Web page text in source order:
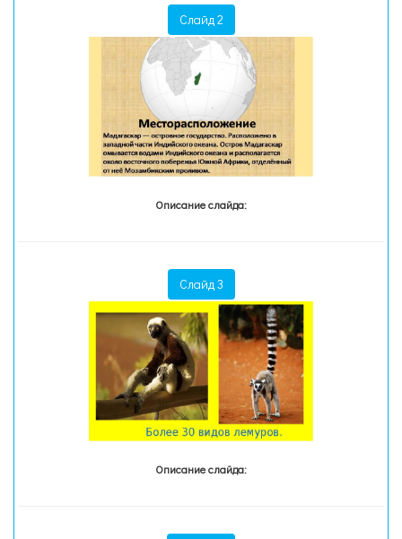
Слайд 2
Описание слайда:
Слайд 3
Описание слайда: